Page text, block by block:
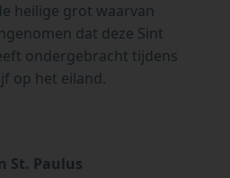
heilige grot waarvan
dat deze Sint
ondergebracht tijdens
op het eiland.
St. Paulus